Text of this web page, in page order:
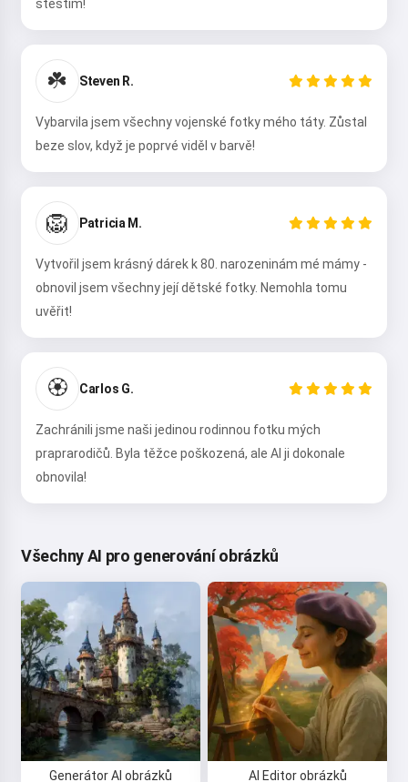
štěstím!
☘️ Steven R.
Vybarvila jsem všechny vojenské fotky mého táty. Zůstal
beze slov, když je poprvé viděl v barvě!
🦁 Patricia M.
Vytvořil jsem krásný dárek k 80. narozeninám mé mámy -
obnovil jsem všechny její dětské fotky. Nemohla tomu
uvěřit!
🏵️ Carlos G.
Zachránili jsme naši jedinou rodinnou fotku mých
praprarodičů. Byla těžce poškozená, ale AI ji dokonale
obnovila!
Všechny AI pro generování obrázků
Generátor AI obrázků AI Editor obrázků